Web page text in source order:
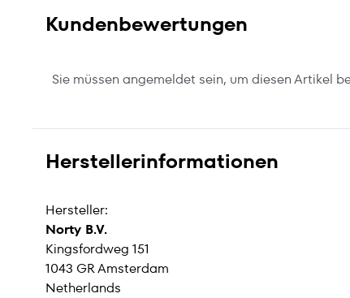
Kundenbewertungen
Sie müssen angemeldet sein, um diesen Artikel
Herstellerinformationen
Hersteller:
Norty B.V.
Kingsfordweg 151
1043 GR Amsterdam
Netherlands